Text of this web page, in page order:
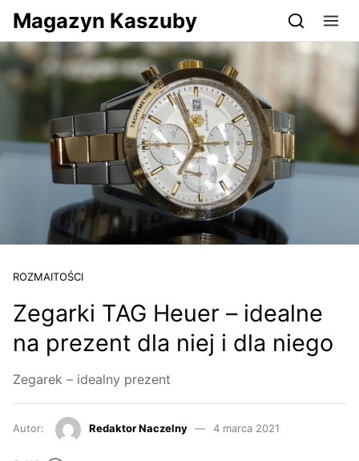
Przejdź do serwisu magazynkaszuby.pl
Magazyn Kaszuby
ROZMAITOŚCI
Zegarki TAG Heuer – idealne
na prezent dla niej i dla niego
Zegarek – idealny prezent
Autor: Redaktor Naczelny 4 marca 2021